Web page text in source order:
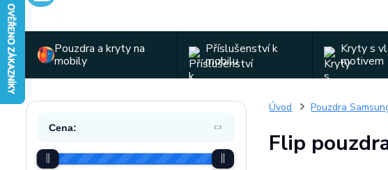
Pouzdra a kryty na
mobily
Příslušenství k
mobilu
Kryty s
motivem
Cena:
Úvod Pouzdra
Flip